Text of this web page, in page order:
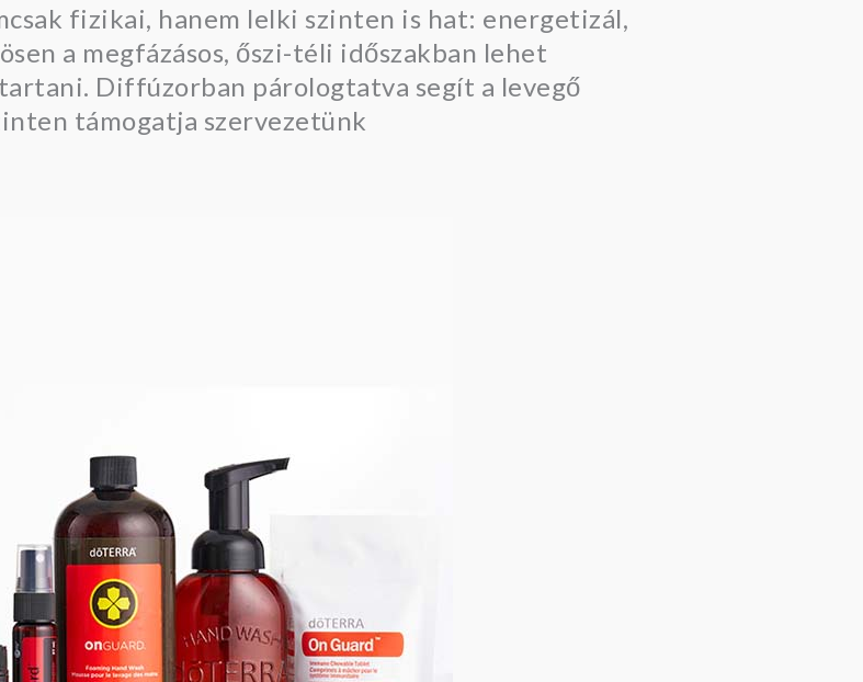
fizikai, hanem lelki szinten is hat: energetizál,
a megfázásos, őszi-téli időszakban lehet
Diffúzorban párologtatva segít a levegő
támogatja szervezetünk